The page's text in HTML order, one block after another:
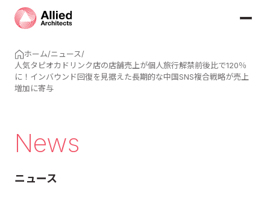
ホーム/ニュース/
人気タピオカドリンク店の店舗売上が個人旅行解禁前後比で120％
に！インバウンド回復を見据えた長期的な中国SNS複合戦略が売上
増加に寄与
News
ニュース